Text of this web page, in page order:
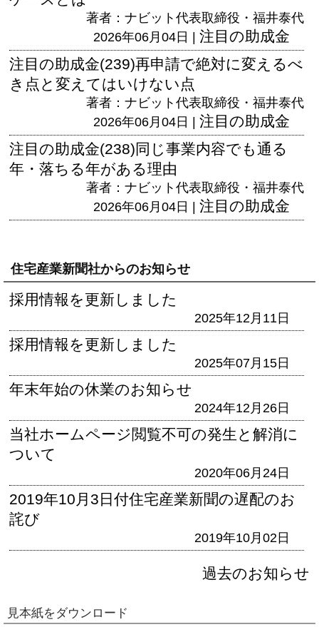
著者：ナビット代表取締役・福井泰代
2026年06月04日 | 注目の助成金
注目の助成金(239)再申請で絶対に変えるべ
き点と変えてはいけない点
著者：ナビット代表取締役・福井泰代
2026年06月04日 | 注目の助成金
注目の助成金(238)同じ事業内容でも通る
年・落ちる年がある理由
著者：ナビット代表取締役・福井泰代
2026年06月04日 | 注目の助成金
住宅産業新聞社からのお知らせ
採用情報を更新しました
2025年12月11日
採用情報を更新しました
2025年07月15日
年末年始の休業のお知らせ
2024年12月26日
当社ホームページ閲覧不可の発生と解消に
ついて
2020年06月24日
2019年10月3日付住宅産業新聞の遅配のお
詫び
2019年10月02日
過去のお知らせ
見本紙をダウンロード